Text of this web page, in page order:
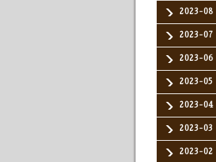
2023-08
2023-07
2023-06
2023-05
2023-04
2023-03
2023-02